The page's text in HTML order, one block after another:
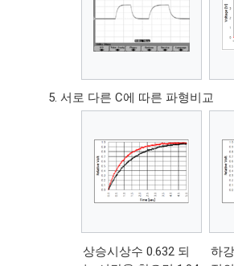
서로 다른 C에 따른 파형비교
상승시상수 0.632 되
하